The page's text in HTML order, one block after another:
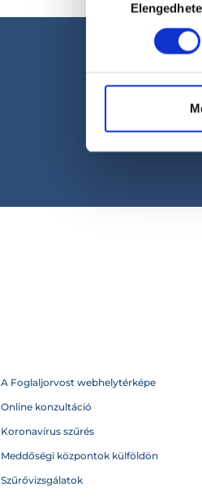
kiválasztása
A Foglaljorvost webhelytérképe
Online konzultáció
Koronavírus szűrés
Meddőségi központok külföldön
Szűrővizsgálatok